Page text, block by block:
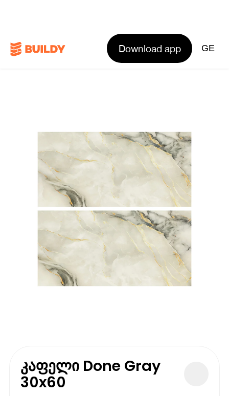
Download app GE
კაფელი Done Gray
30x60